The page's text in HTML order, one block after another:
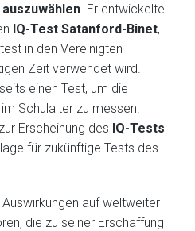
. Er entwickelte
IQ-Test Satanford-Binet,
in den Vereinigten
Zeit verwendet wird.
einen Test, um die
Schulalter zu messen.
Erscheinung des IQ-Tests
für zukünftige Tests des
auf weltweiter
die zu seiner Erschaffung